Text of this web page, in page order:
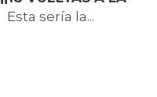
Esta sería la...